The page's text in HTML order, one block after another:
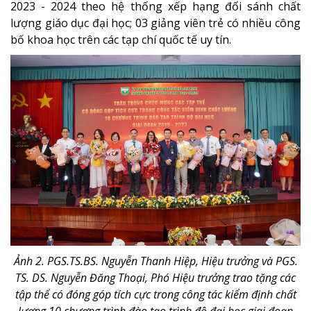
2023 - 2024 theo hệ thống xếp hạng đối sánh chất
lượng giáo dục đại học; 03 giảng viên trẻ có nhiều công
bố khoa học trên các tạp chí quốc tế uy tín.
Ảnh 2. PGS.TS.BS. Nguyễn Thanh Hiệp, Hiệu trưởng và PGS.
TS. DS. Nguyễn Đăng Thoại, Phó Hiệu trưởng trao tặng các
tập thể có đóng góp tích cực trong công tác kiểm định chất